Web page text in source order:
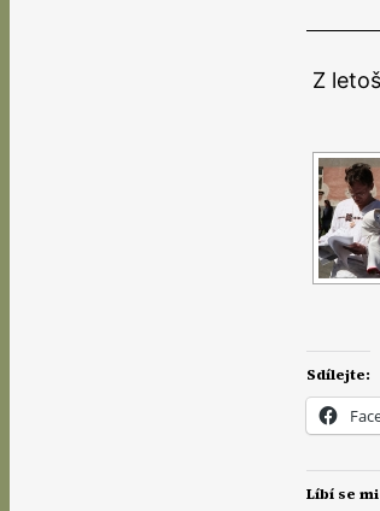
Z
Sdílejte:
Líbí se